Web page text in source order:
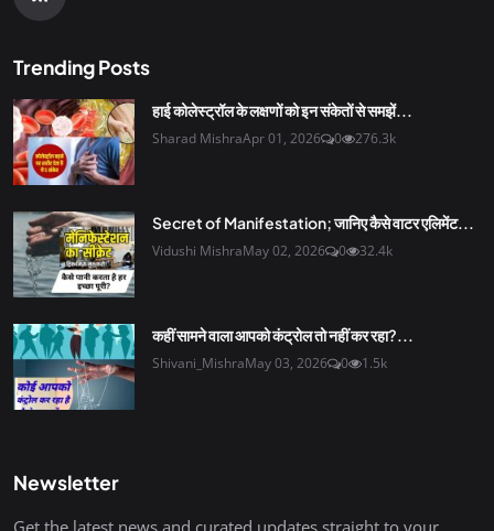
Trending Posts
हाई कोलेस्ट्रॉल के लक्षणों को इन संकेतों से समझें...
Sharad MishraApr 01, 2026 0 276.3k
Secret of Manifestation; जानिए कैसे वाटर एलिमेंट...
Vidushi MishraMay 02, 2026 0 32.4k
कहीं सामने वाला आपको कंट्रोल तो नहीं कर रहा?...
Shivani_MishraMay 03, 2026 0 1.5k
Newsletter